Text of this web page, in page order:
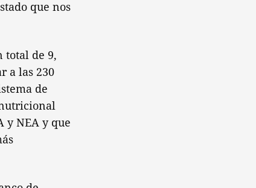
que nos
total de 9,
a las 230
de
y NEA y que